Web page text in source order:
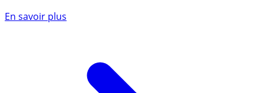
En savoir plus